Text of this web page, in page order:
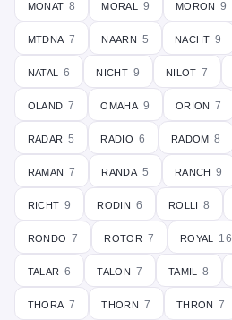
monat 8 moral 9 moron 9
mtdna 7 naarn 5 nacht 9
natal 6 nicht 9 nilot 7
oland 7 omaha 9 orion 7
radar 5 radio 6 radom 8
raman 7 randa 5 ranch 9
richt 9 rodin 6 rolli 8
rondo 7 rotor 7 royal 16
talar 6 talon 7 tamil 8
thora 7 thorn 7 thron 7